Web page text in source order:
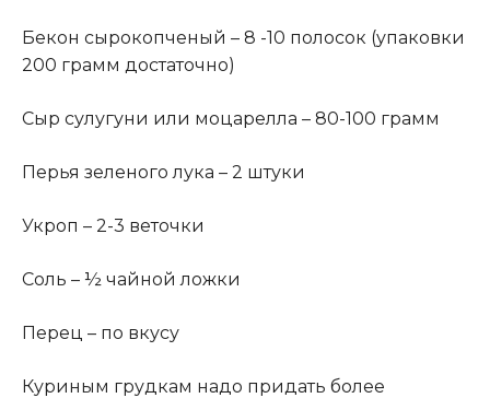
Бекон сырокопченый – 8 -10 полосок (упаковки
200 грамм достаточно)
Сыр сулугуни или моцарелла – 80-100 грамм
Перья зеленого лука – 2 штуки
Укроп – 2-3 веточки
Соль – ½ чайной ложки
Перец – по вкусу
Куриным грудкам надо придать более